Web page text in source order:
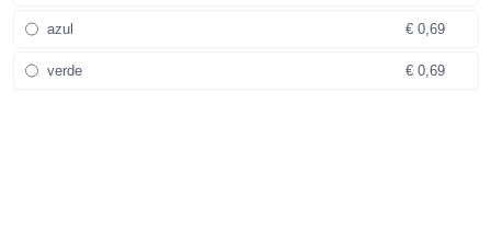
azul € 0,69
verde € 0,69